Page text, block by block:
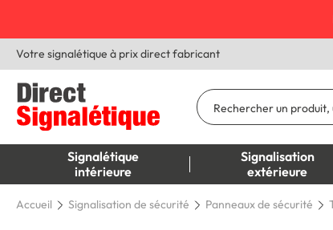
Votre signalétique à prix direct fabricant
Signalétique
intérieure
Signalisation
extérieure
Accueil Signalisation de sécurité Panneaux de sécurité